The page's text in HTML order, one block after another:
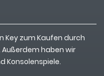
zum Kaufen durch
haben wir
Konsolenspiele.